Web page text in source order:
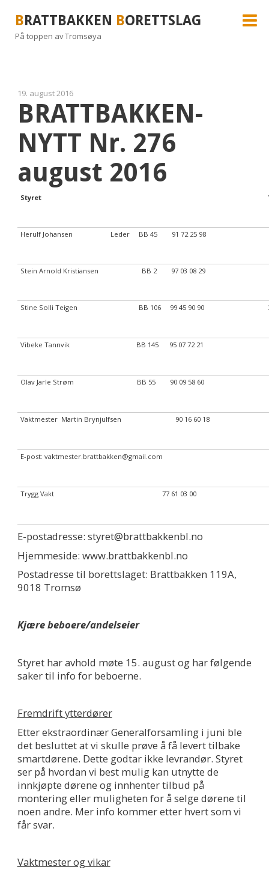
BRATTBAKKEN BORETTSLAG
På toppen av Tromsøya
19. august 2016
BRATTBAKKEN-
NYTT Nr. 276
august 2016
Styret
Herulf Johansen Leder BB 45 91 72 25 98
Stein Arnold Kristiansen BB 2 97 03 08 29
Stine Solli Teigen BB 106 99 45 90 90
Vibeke Tannvik BB 145 95 07 72 21
Olav Jarle Strøm BB 55 90 09 58 60
Vaktmester Martin Brynjulfsen 90 16 60 18
E-post: vaktmester.brattbakken@gmail.com
Trygg Vakt 77 61 03 00
E-postadresse: styret@brattbakkenbl.no
Hjemmeside: www.brattbakkenbl.no
Postadresse til borettslaget: Brattbakken 119A,
9018 Tromsø
Kjære beboere/andelseier
Styret har avhold møte 15. august og har følgende
saker til info for beboerne.
Fremdrift ytterdører
Etter ekstraordinær Generalforsamling i juni ble
det besluttet at vi skulle prøve å få levert tilbake
smartdørene. Dette godtar ikke levrandør. Styret
ser på hvordan vi best mulig kan utnytte de
innkjøpte dørene og innhenter tilbud på
montering eller muligheten for å selge dørene til
noen andre. Mer info kommer etter hvert som vi
får svar.
Vaktmester og vikar